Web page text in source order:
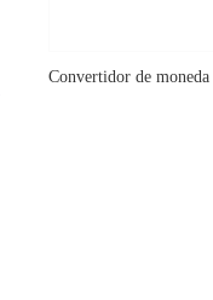
Convertidor de moneda